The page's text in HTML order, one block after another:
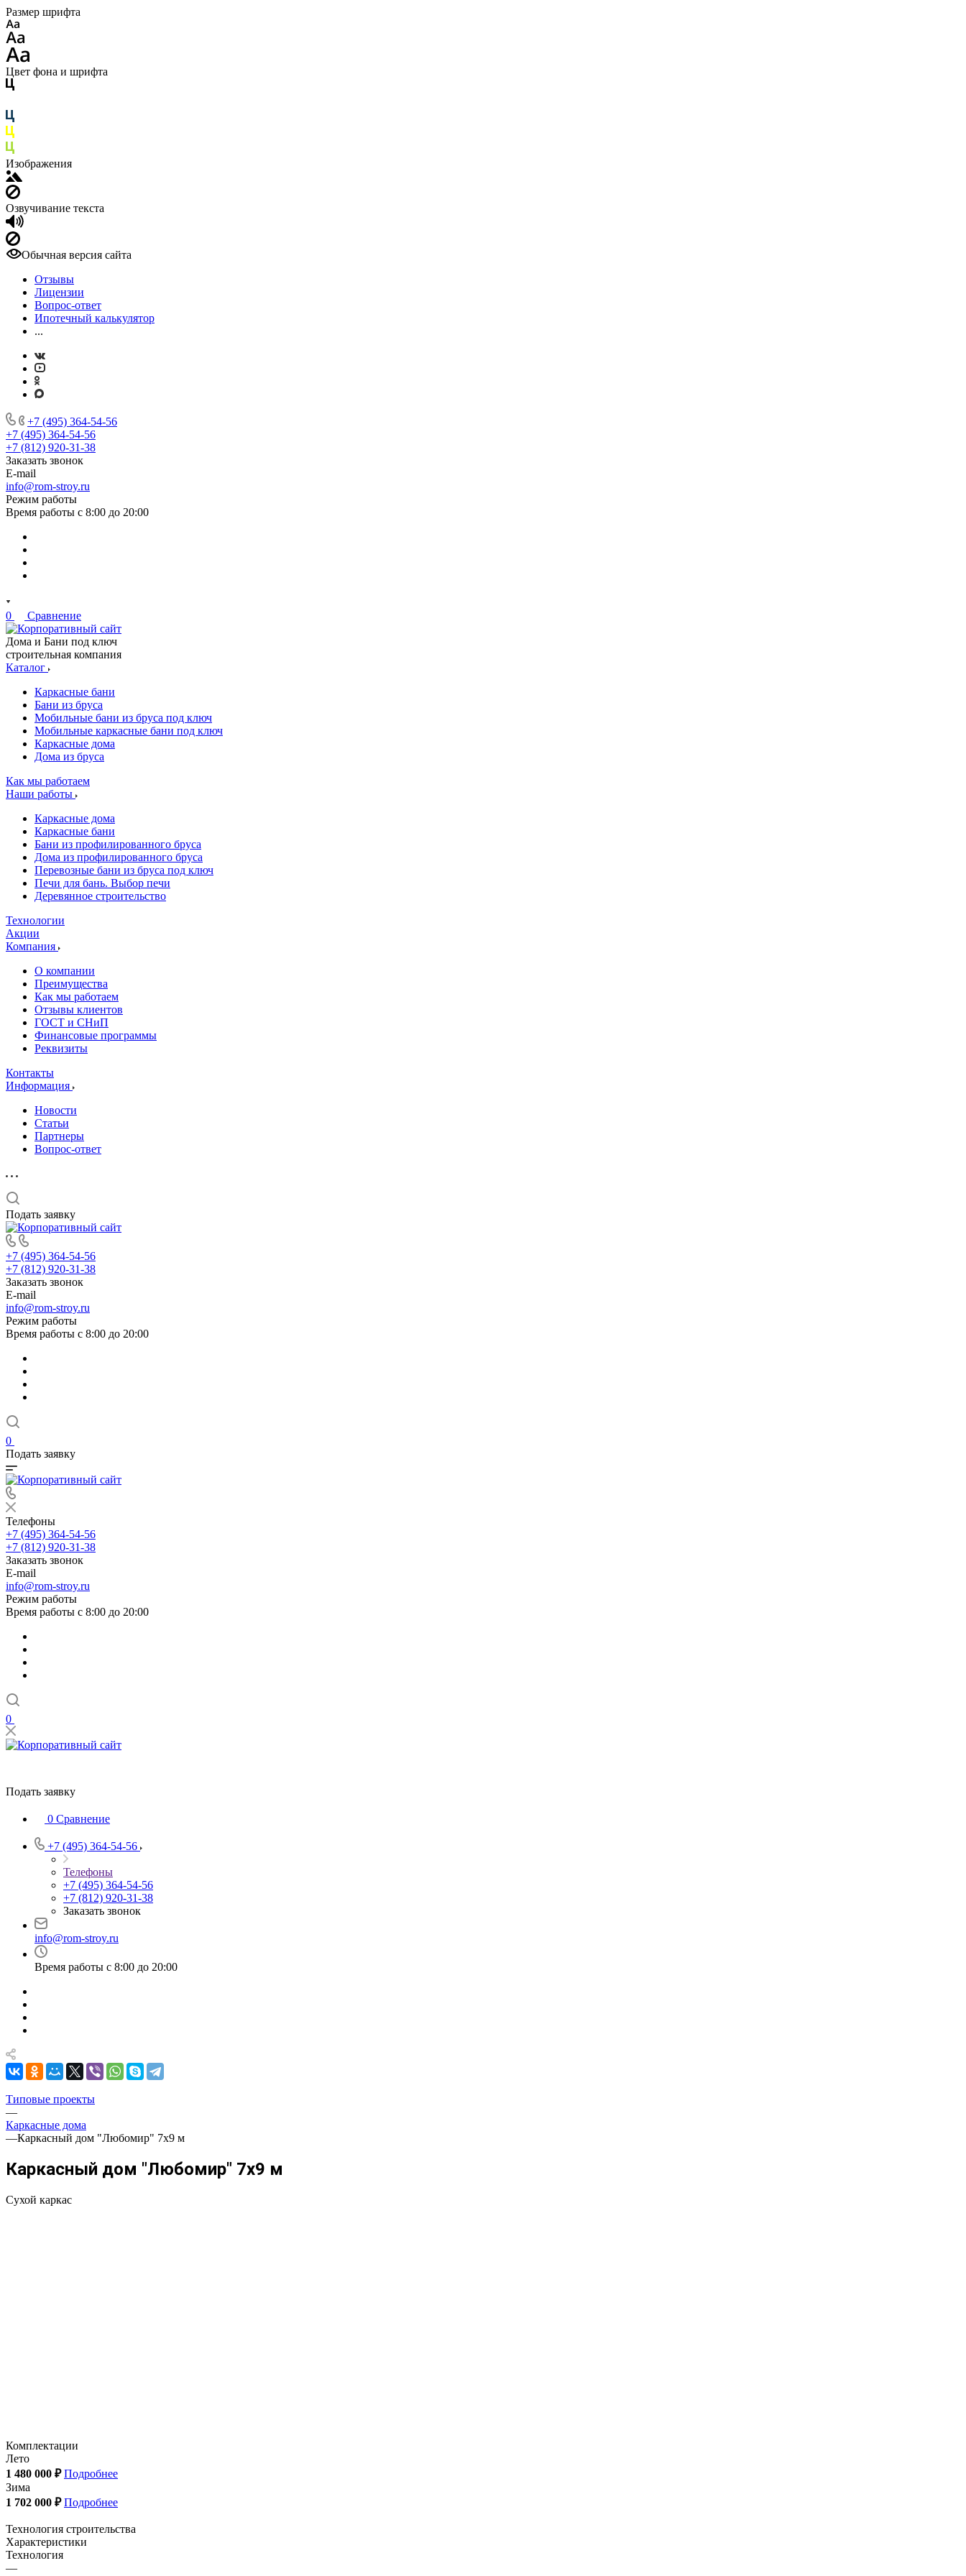
Размер шрифта
Цвет фона и шрифта
Изображения
Озвучивание текста
Обычная версия сайта
Отзывы
Лицензии
Вопрос-ответ
Ипотечный калькулятор
...
+7 (495) 364-54-56
+7 (495) 364-54-56
+7 (812) 920-31-38
Заказать звонок
E-mail
info@rom-stroy.ru
Режим работы
Время работы с 8:00 до 20:00
0 Сравнение
Дома и Бани под ключ
строительная компания
Каталог
Каркасные бани
Бани из бруса
Мобильные бани из бруса под ключ
Мобильные каркасные бани под ключ
Каркасные дома
Дома из бруса
Как мы работаем
Наши работы
Каркасные дома
Каркасные бани
Бани из профилированного бруса
Дома из профилированного бруса
Перевозные бани из бруса под ключ
Печи для бань. Выбор печи
Деревянное строительство
Технологии
Акции
Компания
О компании
Преимущества
Как мы работаем
Отзывы клиентов
ГОСТ и СНиП
Финансовые программы
Реквизиты
Контакты
Информация
Новости
Статьи
Партнеры
Вопрос-ответ
Подать заявку
+7 (495) 364-54-56
+7 (812) 920-31-38
Заказать звонок
E-mail
info@rom-stroy.ru
Режим работы
Время работы с 8:00 до 20:00
0
Подать заявку
Телефоны
+7 (495) 364-54-56
+7 (812) 920-31-38
Заказать звонок
E-mail
info@rom-stroy.ru
Режим работы
Время работы с 8:00 до 20:00
0
Подать заявку
0 Сравнение
+7 (495) 364-54-56
Телефоны
+7 (495) 364-54-56
+7 (812) 920-31-38
Заказать звонок
info@rom-stroy.ru
Время работы с 8:00 до 20:00
Типовые проекты
—
Каркасные дома
—Каркасный дом "Любомир" 7х9 м
Каркасный дом "Любомир" 7х9 м
Сухой каркас
Комплектации
Лето
1 480 000 ₽ Подробнее
Зима
1 702 000 ₽ Подробнее
Технология строительства
Характеристики
Технология
—